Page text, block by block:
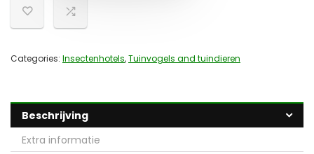
Categories: Insectenhotels,Tuinvogels and tuindieren
Beschrijving
Extra informatie